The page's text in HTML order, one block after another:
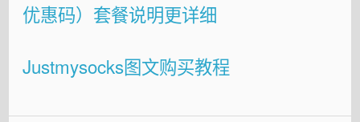
优惠码）套餐说明更详细
Justmysocks图文购买教程